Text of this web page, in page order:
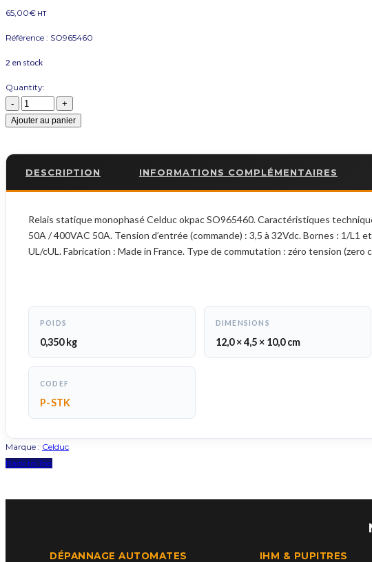
65,00€ HT
Référence : SO965460
2 en stock
Quantity:
Ajouter au panier
DESCRIPTION INFORMATIONS COMPLÉMENTAIRES
Relais statique monophasé Celduc okpac SO965460. Caractéristiques
50A / 400VAC 50A. Tension d’entrée (commande) : 3,5 à 32Vdc. Bornes : 1/
UL/cUL. Fabrication : Made in France. Type de commutation : zéro tension
POIDS
0,350 kg
DIMENSIONS
12,0 × 4,5 × 10,0 cm
CODEF
P-STK
Marque : Celduc
Back to Top
DÉPANNAGE AUTOMATES IHM & PUPITRES